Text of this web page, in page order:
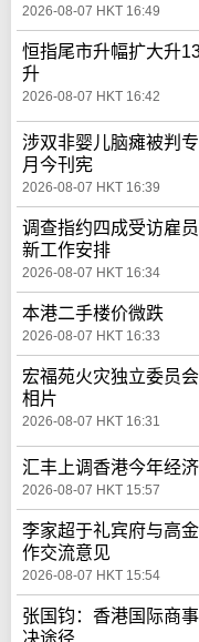
2026-08-07 HKT 16:49
恒指尾市升幅扩大升
升
2026-08-07 HKT 16:42
涉双非婴儿脑瘫被判
月今刊宪
2026-08-07 HKT 16:39
调查指约四成受访雇
新工作安排
2026-08-07 HKT 16:34
本港二手楼价微跌
2026-08-07 HKT 16:33
宏福苑火灾独立委员
相片
2026-08-07 HKT 16:31
汇丰上调香港今年经
2026-08-07 HKT 15:57
李家超于礼宾府与高
作交流意见
2026-08-07 HKT 15:54
张国钧：香港国际商